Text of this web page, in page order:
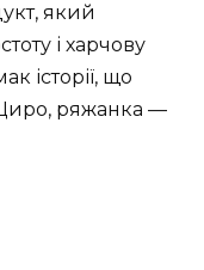
який
і харчову
історії, що
ряжанка —